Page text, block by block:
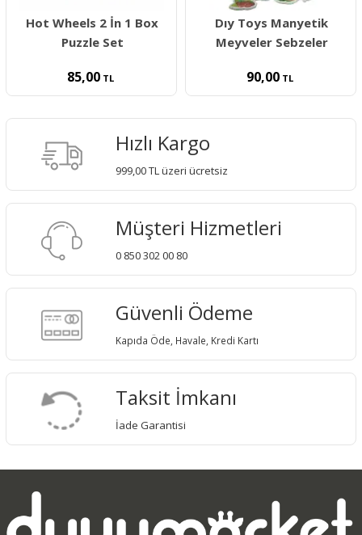
Hot Wheels 2 İn 1 Box
Puzzle Set
85,00TL
Dıy Toys Manyetik
Meyveler Sebzeler
90,00TL
Hızlı Kargo
999,00 TL üzeri ücretsiz
Müşteri Hizmetleri
0 850 302 00 80
Güvenli Ödeme
Kapıda Öde, Havale, Kredi Kartı
Taksit İmkanı
İade Garantisi